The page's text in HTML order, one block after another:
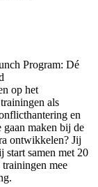
Program: Dé
op het
als
en
gaan maken bij de
ontwikkelen? Jij
start samen met 20
trainingen mee